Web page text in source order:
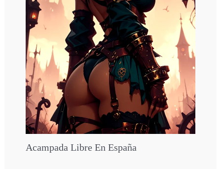
Acampada Libre En España